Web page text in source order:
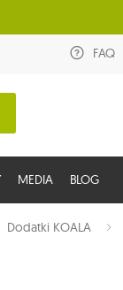
FAQ
MEDIA BLOG
Dodatki KOALA